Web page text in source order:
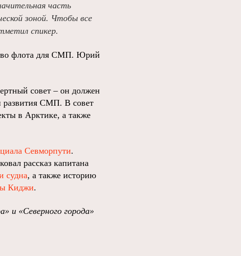
часть
зоной. Чтобы все
спикер.
флота для СМП. Юрий
совет – он должен
развития СМП. В совет
в Арктике, а также
Севморпути.
рассказ капитана
судна, а также историю
Киджи.
и «Северного города»